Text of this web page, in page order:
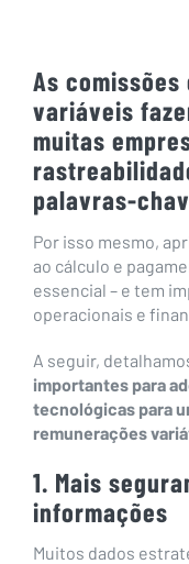
As
variáveis
muitas
palavras-
Por isso mesmo,
ao cálculo e
essencial – e tem
operacionais e
A seguir,
importantes para
tecnológicas para
remunerações
1. Mais
informações
Muitos dados